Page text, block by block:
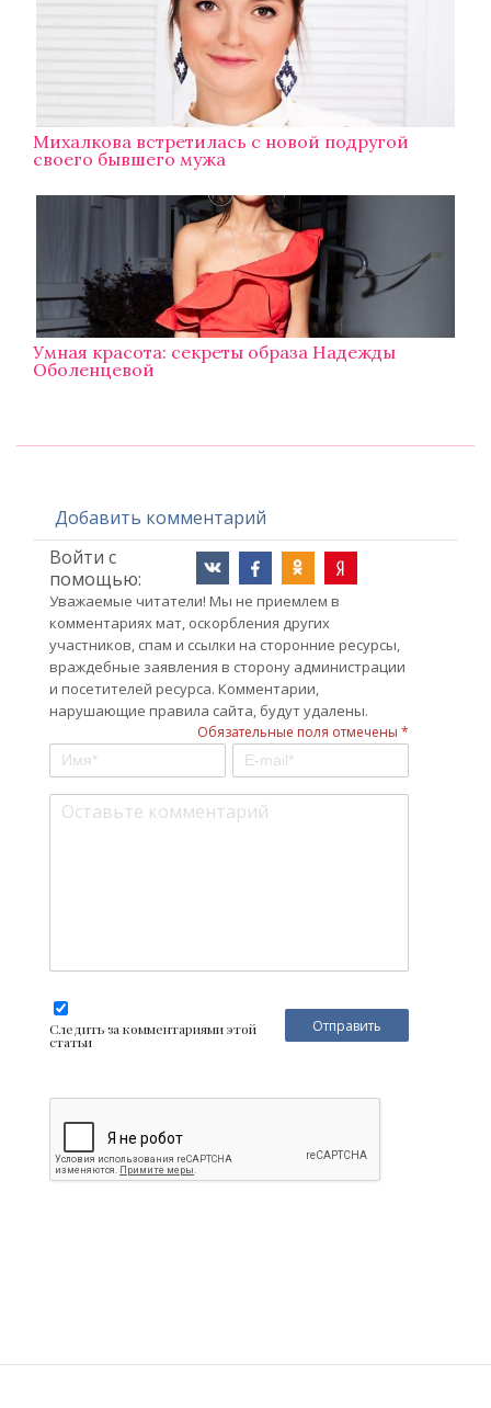
Михалкова встретилась с новой подругой
своего бывшего мужа
Умная красота: секреты образа Надежды
Оболенцевой
Добавить комментарий
Войти с
помощью:
Уважаемые читатели! Мы не приемлем в
комментариях мат, оскорбления других
участников, спам и ссылки на сторонние ресурсы,
враждебные заявления в сторону администрации
и посетителей ресурса. Комментарии,
нарушающие правила сайта, будут удалены.
Обязательные поля отмечены *
Следить за комментариями этой
статьи